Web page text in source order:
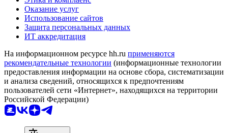
Оказание услуг
Использование сайтов
Защита персональных данных
ИТ аккредитация
На информационном ресурсе hh.ru применяются
рекомендательные технологии (информационные технологии
предоставления информации на основе сбора, систематизации
и анализа сведений, относящихся к предпочтениям
пользователей сети «Интернет», находящихся на территории
Российской Федерации)